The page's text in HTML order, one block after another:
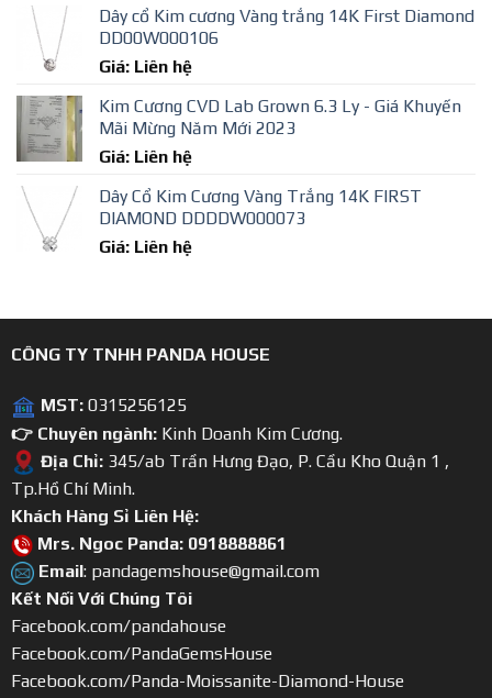
Dây cổ Kim cương Vàng trắng 14K First Diamond
DD00W000106
Giá: Liên hệ
Kim Cương CVD Lab Grown 6.3 Ly - Giá Khuyến
Mãi Mừng Năm Mới 2023
Giá: Liên hệ
Dây Cổ Kim Cương Vàng Trắng 14K FIRST
DIAMOND DDDDW000073
Giá: Liên hệ
CÔNG TY TNHH PANDA HOUSE
MST: 0315256125
👉 Chuyên ngành: Kinh Doanh Kim Cương.
Địa Chỉ:345/ab Trần Hưng Đạo, P. Cầu Kho Quận 1 ,
Tp.Hồ Chí Minh.
Khách Hàng Sỉ Liên Hệ:
Mrs. Ngoc Panda: 0918888861
Email: pandagemshouse@gmail.com
Kết Nối Với Chúng Tôi
Facebook.com/pandahouse
Facebook.com/PandaGemsHouse
Facebook.com/Panda-Moissanite-Diamond-House